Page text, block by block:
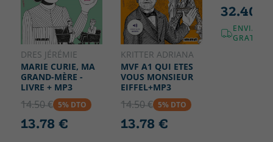
DRES JÉRÉMIE
MARIE CURIE, MA
GRAND-MÈRE -
LIVRE + MP3
14.50 € 5% DTO
13.78 €
KRITTER ADRIANA
MVF A1 QUI ETES
VOUS MONSIEUR
EIFFEL+MP3
14.50 € 5% DTO
13.78 €
32.40 €
GRATUÏT!